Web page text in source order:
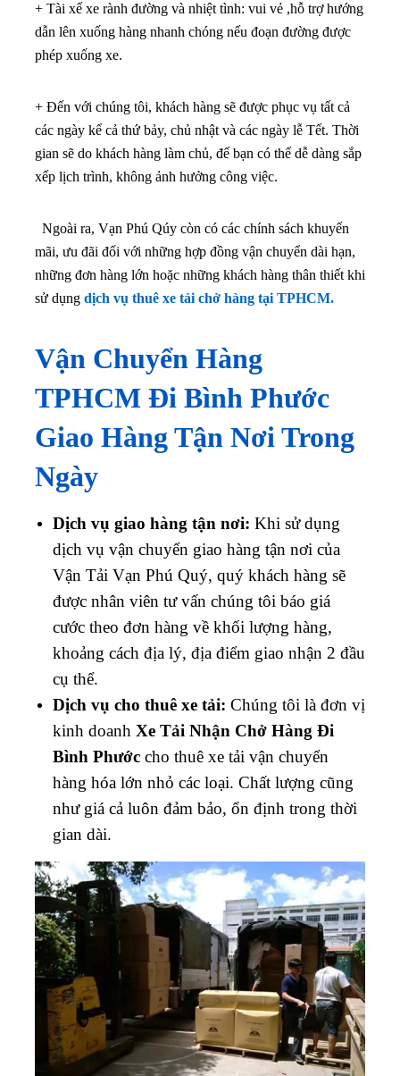
+ Tài xế xe rành đường và nhiệt tình: vui vẻ ,hỗ trợ hướng
dẫn lên xuống hàng nhanh chóng nếu đoạn đường được
phép xuống xe.
+ Đến với chúng tôi, khách hàng sẽ được phục vụ tất cả
các ngày kể cả thứ bảy, chủ nhật và các ngày lễ Tết. Thời
gian sẽ do khách hàng làm chủ, để bạn có thể dễ dàng sắp
xếp lịch trình, không ảnh hưởng công việc.
Ngoài ra, Vạn Phú Qúy còn có các chính sách khuyến
mãi, ưu đãi đối với những hợp đồng vận chuyển dài hạn,
những đơn hàng lớn hoặc những khách hàng thân thiết khi
sử dụng dịch vụ thuê xe tải chở hàng tại TPHCM.
Vận Chuyển Hàng
TPHCM Đi Bình Phước
Giao Hàng Tận Nơi Trong
Ngày
Dịch vụ giao hàng tận nơi: Khi sử dụng
dịch vụ vận chuyển giao hàng tận nơi của
Vận Tải Vạn Phú Quý, quý khách hàng sẽ
được nhân viên tư vấn chúng tôi báo giá
cước theo đơn hàng về khối lượng hàng,
khoảng cách địa lý, địa điểm giao nhận 2 đầu
cụ thể.
Dịch vụ cho thuê xe tải: Chúng tôi là đơn vị
kinh doanh Xe Tải Nhận Chở Hàng Đi
Bình Phước cho thuê xe tải vận chuyển
hàng hóa lớn nhỏ các loại. Chất lượng cũng
như giá cả luôn đảm bảo, ổn định trong thời
gian dài.